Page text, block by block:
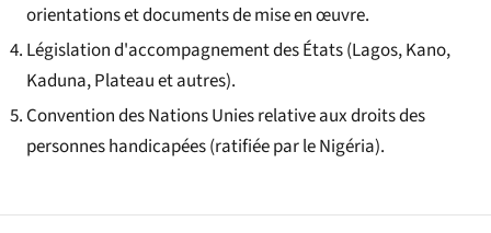
orientations et documents de mise en œuvre.
Législation d'accompagnement des États (Lagos, Kano,
Kaduna, Plateau et autres).
Convention des Nations Unies relative aux droits des
personnes handicapées (ratifiée par le Nigéria).